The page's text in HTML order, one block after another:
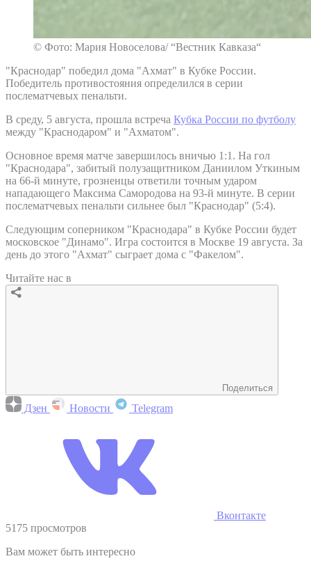
© Фото: Мария Новоселова/ “Вестник Кавказа“
"Краснодар" победил дома "Ахмат" в Кубке России.
Победитель противостояния определился в серии
послематчевых пенальти.
В среду, 5 августа, прошла встреча Кубка России по футболу
между "Краснодаром" и "Ахматом".
Основное время матче завершилось вничью 1:1. На гол
"Краснодара", забитый полузащитником Даниилом Уткиным
на 66-й минуте, грозненцы ответили точным ударом
нападающего Максима Самородова на 93-й минуте. В серии
послематчевых пенальти сильнее был "Краснодар" (5:4).
Следующим соперником "Краснодара" в Кубке России будет
московское "Динамо". Игра состоится в Москве 19 августа. За
день до этого "Ахмат" сыграет дома с "Факелом".
Читайте нас в
Поделиться
Дзен Новости Telegram
Вконтакте
5175 просмотров
Вам может быть интересно